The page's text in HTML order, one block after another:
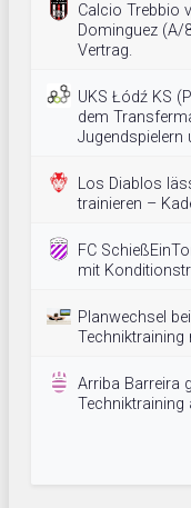
Calcio Trebbio
Dominguez (A/
Vertrag.
UKS Łódź KS
dem
Jugendspielern
Los Diablos
trainieren –
FC
mit
Planwechsel
Techniktraining
Arriba Barreira
Techniktraining